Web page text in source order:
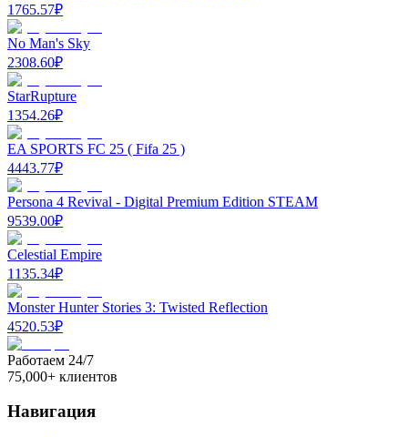
1765.57₽
No Man's Sky
2308.60₽
StarRupture
1354.26₽
EA SPORTS FC 25 ( Fifa 25 )
4443.77₽
Persona 4 Revival - Digital Premium Edition STEAM
9539.00₽
Celestial Empire
1135.34₽
Monster Hunter Stories 3: Twisted Reflection
4520.53₽
Работаем 24/7
75,000+ клиентов
Навигация